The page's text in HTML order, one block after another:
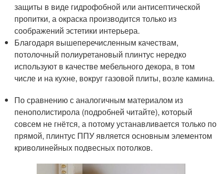
защиты в виде гидрофобной или антисептической
пропитки, а окраска производится только из
соображений эстетики интерьера.
Благодаря вышеперечисленным качествам,
потолочный полиуретановый плинтус нередко
используют в качестве мебельного декора, в том
числе и на кухне, вокруг газовой плиты, возле камина.
По сравнению с аналогичным материалом из
пенополистирола (подробней читайте), который
совсем не гнётся, а потому устанавливается только по
прямой, плинтус ППУ является основным элементом
криволинейных подвесных потолков.